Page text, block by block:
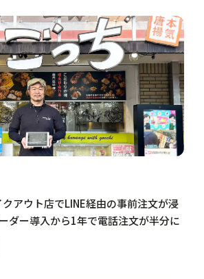
アウト店でLINE経由の事前注文が浸
ダー導入から1年で電話注文が半分に